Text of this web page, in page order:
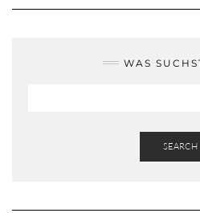
WAS
SEARCH